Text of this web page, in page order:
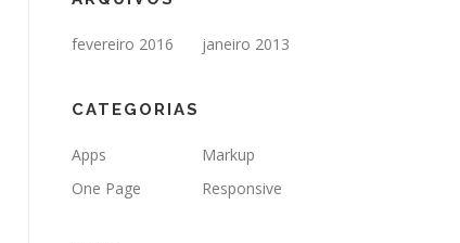
fevereiro 2016 janeiro 2013
CATEGORIAS
Apps
Markup
One Page
Responsive